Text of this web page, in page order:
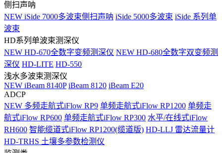
侧扫声呐
NEW iSide 7000多波束侧扫声呐 iSide 5000多波束 iSide 系列单
波束
HD系列单波束测深仪
NEW HD-670全数字变频测深仪 NEW HD-680全数字双变频测
深仪 HD-LITE HD-550
浅水多波束测深仪
NEW iBeam 8140P iBeam 8120 iBeam E20
ADCP
NEW 多频走航式iFlow RP9 单频走航式iFlow RP1200 单频走
航式iFlow RP600 单频走航式iFlow RP300 水平/在线式iFlow
RH600 智能缆道式iFlow RP1200(缆道版) HD-LLJ 雷达流量计
HD-TRHS 土壤多参数检测仪